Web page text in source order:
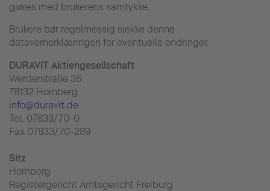
gjøres med brukerens samtykke.
Brukere bør regelmessig sjekke denne
datavernerklæringen for eventuelle endringer.
DURAVIT Aktiengesellschaft
Werderstraße 36
78132 Hornberg
info@duravit.de
Tel. 07833/70-0
Fax 07833/70-289
Sitz
Hornberg
Registergericht Amtsgericht Freiburg